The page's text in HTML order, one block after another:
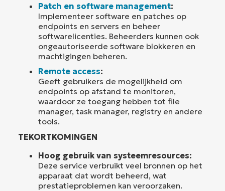
Patch en software management:
Implementeer software en patches op
endpoints en servers en beheer
softwarelicenties. Beheerders kunnen ook
ongeautoriseerde software blokkeren en
machtigingen beheren.
Remote access:
Geeft gebruikers de mogelijkheid om
endpoints op afstand te monitoren,
waardoor ze toegang hebben tot file
manager, task manager, registry en andere
tools.
TEKORTKOMINGEN
Hoog gebruik van systeemresources:
Deze service verbruikt veel bronnen op het
apparaat dat wordt beheerd, wat
prestatieproblemen kan veroorzaken.